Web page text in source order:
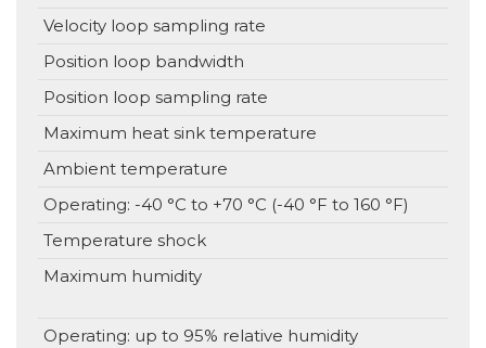
Velocity loop sampling rate
Position loop bandwidth
Position loop sampling rate
Maximum heat sink temperature
Ambient temperature
Operating: -40 °C to +70 °C (-40 °F to 160 °F)
Temperature shock
Maximum humidity
Operating: up to 95% relative humidity